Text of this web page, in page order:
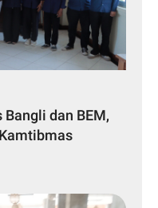
dan BEM,